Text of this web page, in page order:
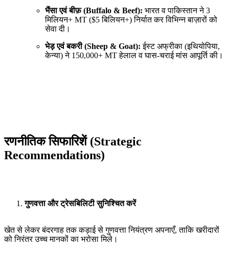
भैंसा एवं बीफ़ (Buffalo & Beef): भारत व पाकिस्तान ने 3
मिलियन+ MT ($5 बिलियन+) निर्यात कर विभिन्न बाज़ारों को
सेवा दी।
भेड़ एवं बकरी (Sheep & Goat): ईस्ट अफ्रीका (इथियोपिया,
केन्या) ने 150,000+ MT हेलाल व घास-चराई मांस आपूर्ति की।
रणनीतिक सिफारिशें (Strategic
Recommendations)
गुणवत्ता और ट्रेसबिलिटी सुनिश्चित करें
खेत से लेकर बंदरगाह तक कड़ाई से गुणवत्ता नियंत्रण अपनाएँ, ताकि खरीदारों
को निरंतर उच्च मानकों का भरोसा मिले।